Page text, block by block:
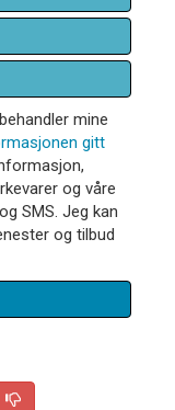
mine
gitt
og våre
SMS. Jeg kan
og tilbud